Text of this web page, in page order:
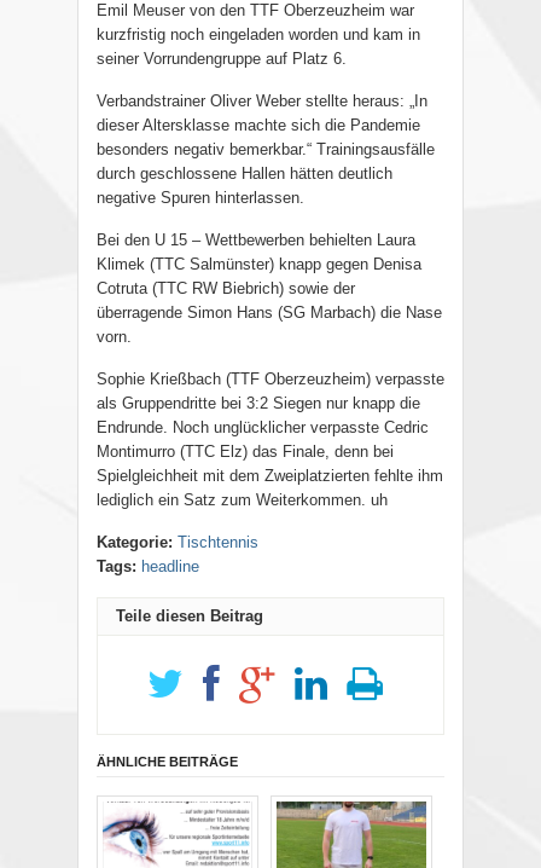
Emil Meuser von den TTF Oberzeuzheim war
kurzfristig noch eingeladen worden und kam in
seiner Vorrundengruppe auf Platz 6.
Verbandstrainer Oliver Weber stellte heraus: „In
dieser Altersklasse machte sich die Pandemie
besonders negativ bemerkbar.“ Trainingsausfälle
durch geschlossene Hallen hätten deutlich
negative Spuren hinterlassen.
Bei den U 15 – Wettbewerben behielten Laura
Klimek (TTC Salmünster) knapp gegen Denisa
Cotruta (TTC RW Biebrich) sowie der
überragende Simon Hans (SG Marbach) die Nase
vorn.
Sophie Krießbach (TTF Oberzeuzheim) verpasste
als Gruppendritte bei 3:2 Siegen nur knapp die
Endrunde. Noch unglücklicher verpasste Cedric
Montimurro (TTC Elz) das Finale, denn bei
Spielgleichheit mit dem Zweiplatzierten fehlte ihm
lediglich ein Satz zum Weiterkommen. uh
Kategorie: Tischtennis
Tags: headline
Teile diesen Beitrag
ÄHNLICHE BEITRÄGE